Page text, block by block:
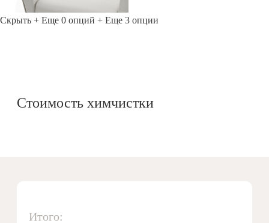
Скрыть + Еще 0 опций + Еще 3 опции
Стоимость химчистки
Итого: